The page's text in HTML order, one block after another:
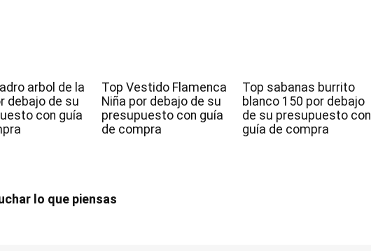
arbol de la
debajo de su
con guía
Top Vestido Flamenca
Niña por debajo de su
presupuesto con guía
de compra
Top sabanas burrito
blanco 150 por debajo
de su presupuesto con
guía de compra
lo que piensas